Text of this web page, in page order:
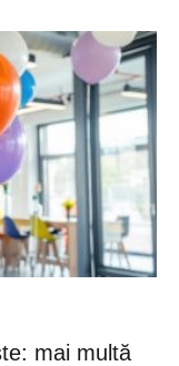
mai multă